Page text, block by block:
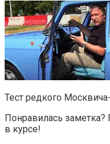
Тест редкого
Понравилась
в курсе!